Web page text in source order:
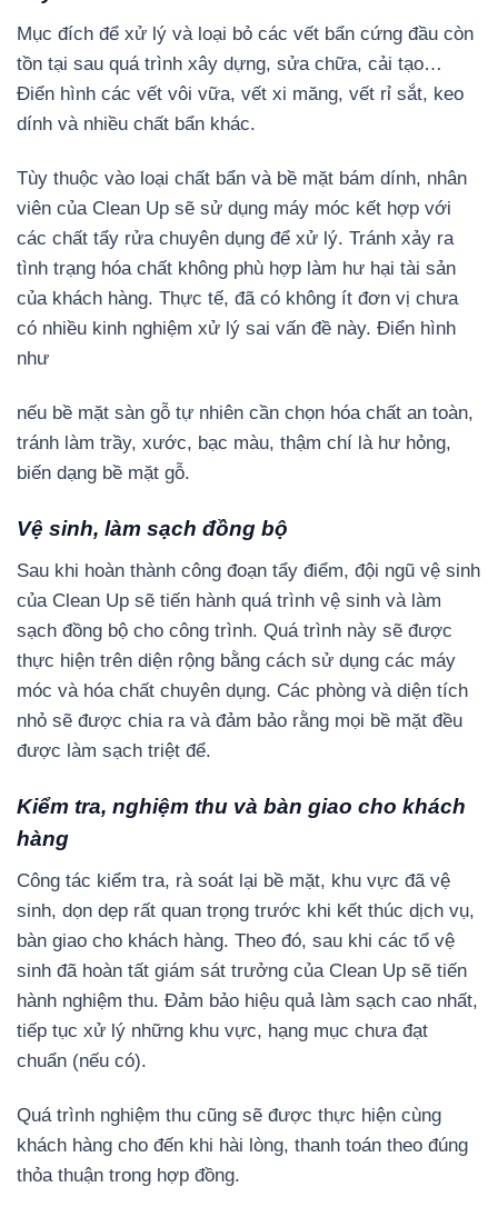
Mục đích để xử lý và loại bỏ các vết bẩn cứng đầu còn
tồn tại sau quá trình xây dựng, sửa chữa, cải tạo…
Điển hình các vết vôi vữa, vết xi măng, vết rỉ sắt, keo
dính và nhiều chất bẩn khác.
Tùy thuộc vào loại chất bẩn và bề mặt bám dính, nhân
viên của Clean Up sẽ sử dụng máy móc kết hợp với
các chất tẩy rửa chuyên dụng để xử lý. Tránh xảy ra
tình trạng hóa chất không phù hợp làm hư hại tài sản
của khách hàng. Thực tế, đã có không ít đơn vị chưa
có nhiều kinh nghiệm xử lý sai vấn đề này. Điển hình
như
nếu bề mặt sàn gỗ tự nhiên cần chọn hóa chất an toàn,
tránh làm trầy, xước, bạc màu, thậm chí là hư hỏng,
biến dạng bề mặt gỗ.
Vệ sinh, làm sạch đồng bộ
Sau khi hoàn thành công đoạn tẩy điểm, đội ngũ vệ sinh
của Clean Up sẽ tiến hành quá trình vệ sinh và làm
sạch đồng bộ cho công trình. Quá trình này sẽ được
thực hiện trên diện rộng bằng cách sử dụng các máy
móc và hóa chất chuyên dụng. Các phòng và diện tích
nhỏ sẽ được chia ra và đảm bảo rằng mọi bề mặt đều
được làm sạch triệt để.
Kiểm tra, nghiệm thu và bàn giao cho khách
hàng
Công tác kiểm tra, rà soát lại bề mặt, khu vực đã vệ
sinh, dọn dẹp rất quan trọng trước khi kết thúc dịch vụ,
bàn giao cho khách hàng. Theo đó, sau khi các tổ vệ
sinh đã hoàn tất giám sát trưởng của Clean Up sẽ tiến
hành nghiệm thu. Đảm bảo hiệu quả làm sạch cao nhất,
tiếp tục xử lý những khu vực, hạng mục chưa đạt
chuẩn (nếu có).
Quá trình nghiệm thu cũng sẽ được thực hiện cùng
khách hàng cho đến khi hài lòng, thanh toán theo đúng
thỏa thuận trong hợp đồng.